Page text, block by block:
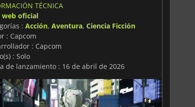
TÉCNICA
web oficial
: Acción, Aventura, Ciencia Ficción
: Capcom
: Capcom
: Solo
de lanzamiento : 16 de abril de 2026